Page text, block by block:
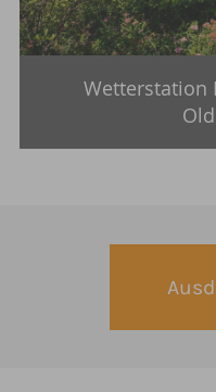
Wetterstation